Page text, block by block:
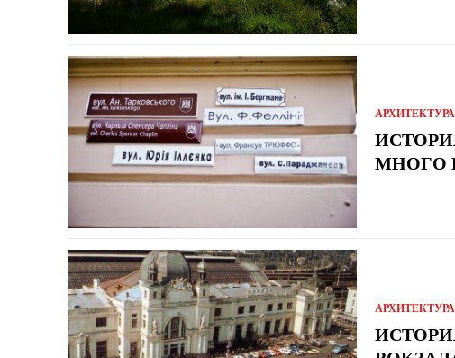
АРХИТЕКТУРА
МНОГО
АРХИТЕКТУРА